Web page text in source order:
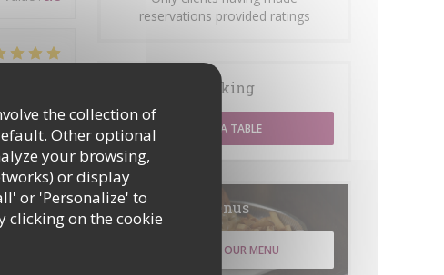
the collection of
Other optional
your browsing,
or display
or 'Personalize' to
clicking on the cookie
Value: 5
reservations provided ratings
Booking
BOOK A TABLE
Menus
DISCOVER OUR MENU